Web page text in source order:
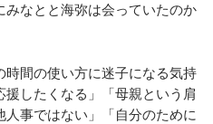
なとと海弥は会っていたのか
間の使い方に迷子になる気持
したくなる」「母親という肩
事ではない」「自分のために